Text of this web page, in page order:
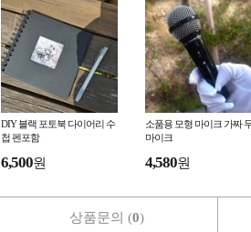
DIY 블랙 포토북 다이어리 수
첩 펜포함
6,500원
소품용 모형 마이크 가짜
마이크
4,580원
상품문의 (0)